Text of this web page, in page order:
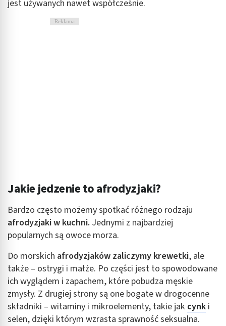
jest używanych nawet współcześnie.
Reklama
Jakie jedzenie to afrodyzjaki?
Bardzo często możemy spotkać różnego rodzaju
afrodyzjaki w kuchni. Jednymi z najbardziej
popularnych są owoce morza.
Do morskich afrodyzjaków zaliczymy krewetki, ale
także – ostrygi i małże. Po części jest to spowodowane
ich wyglądem i zapachem, które pobudza męskie
zmysły. Z drugiej strony są one bogate w drogocenne
składniki – witaminy i mikroelementy, takie jak cynk i
selen, dzięki którym wzrasta sprawność seksualna.